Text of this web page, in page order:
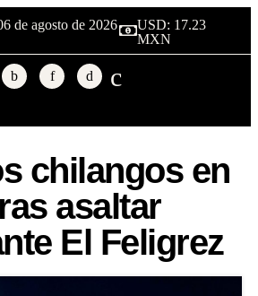
de agosto de 2026
USD: 17.23
MXN
chilangos en
asaltar
El Feligrez